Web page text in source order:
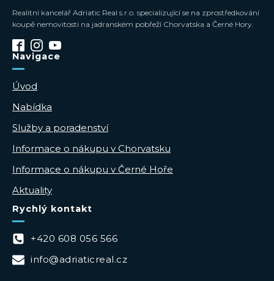
Realitní kancelář Adriatic Real s.r.o. specializující se na zprostředkování
koupě nemovitosti na jadranském pobřeží Chorvatska a Černé Hory.
Navigace
Úvod
Nabídka
Služby a poradenství
Informace o nákupu v Chorvatsku
Informace o nákupu v Černé Hoře
Aktuality
Rychlý kontakt
+420 608 056 566
info@adriaticreal.cz